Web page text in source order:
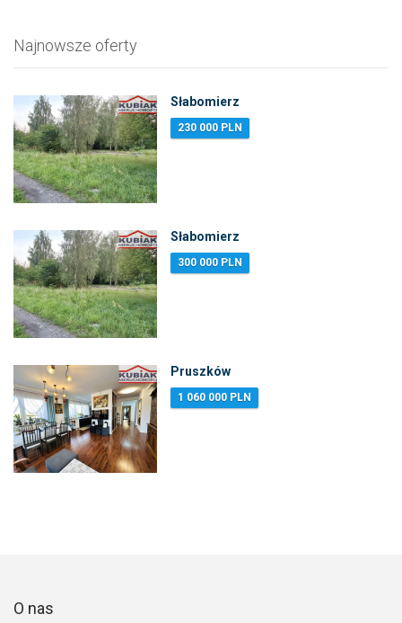
Najnowsze oferty
Słabomierz
230 000 PLN
Słabomierz
300 000 PLN
Pruszków
1 060 000 PLN
O nas